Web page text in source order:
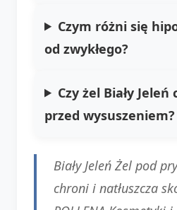
Czym różni się
od zwykłego?
Czy żel Biały
przed wysuszeniem?
Biały Jeleń Żel pod
chroni i natłuszcza